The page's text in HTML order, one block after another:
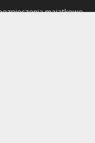
majątkowe